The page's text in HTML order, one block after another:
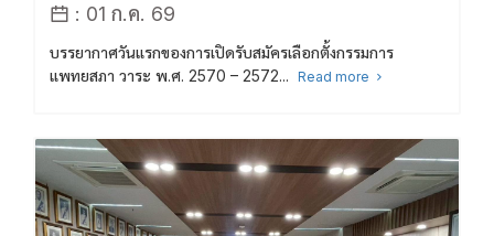
: 01 ก.ค. 69
บรรยากาศวันแรกของการเปิดรับสมัครเลือกตั้งกรรมการ
แพทยสภา วาระ พ.ศ. 2570 – 2572... Read more